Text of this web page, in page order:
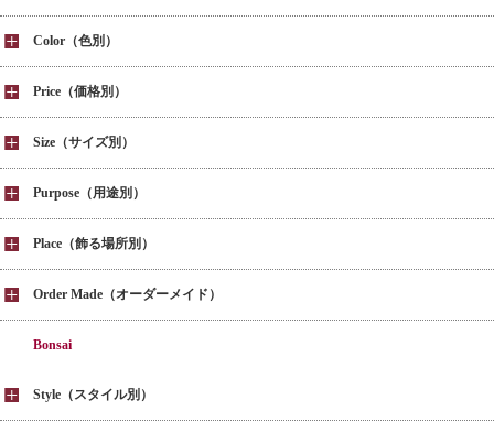
Color（色別）
Price（価格別）
Size（サイズ別）
Purpose（用途別）
Place（飾る場所別）
Order Made（オーダーメイド）
Bonsai
Style（スタイル別）